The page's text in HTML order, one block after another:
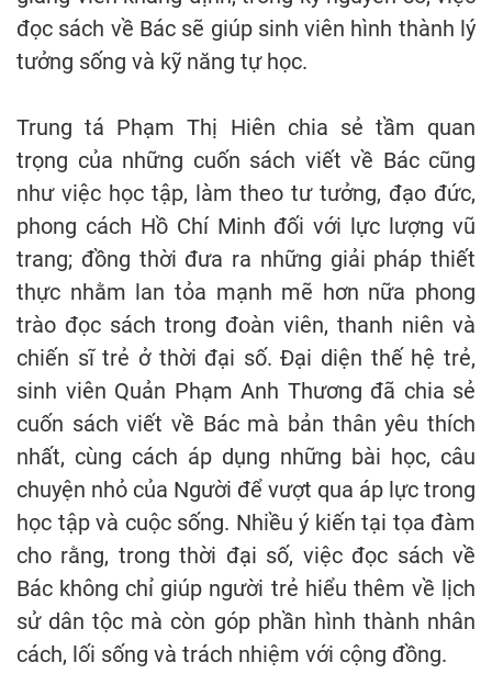
đọc sách về Bác sẽ giúp sinh viên hình thành lý
tưởng sống và kỹ năng tự học.
Trung tá Phạm Thị Hiên chia sẻ tầm quan
trọng của những cuốn sách viết về Bác cũng
như việc học tập, làm theo tư tưởng, đạo đức,
phong cách Hồ Chí Minh đối với lực lượng vũ
trang; đồng thời đưa ra những giải pháp thiết
thực nhằm lan tỏa mạnh mẽ hơn nữa phong
trào đọc sách trong đoàn viên, thanh niên và
chiến sĩ trẻ ở thời đại số. Đại diện thế hệ trẻ,
sinh viên Quản Phạm Anh Thương đã chia sẻ
cuốn sách viết về Bác mà bản thân yêu thích
nhất, cùng cách áp dụng những bài học, câu
chuyện nhỏ của Người để vượt qua áp lực trong
học tập và cuộc sống. Nhiều ý kiến tại tọa đàm
cho rằng, trong thời đại số, việc đọc sách về
Bác không chỉ giúp người trẻ hiểu thêm về lịch
sử dân tộc mà còn góp phần hình thành nhân
cách, lối sống và trách nhiệm với cộng đồng.